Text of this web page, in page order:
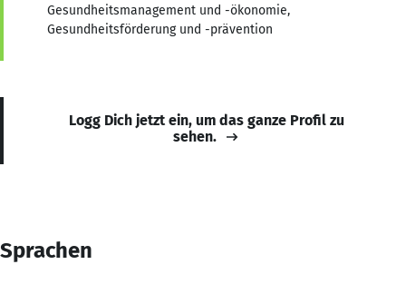
Gesundheitsmanagement und -ökonomie,
Gesundheitsförderung und -prävention
Logg Dich jetzt ein, um das ganze Profil zu
sehen.
Sprachen